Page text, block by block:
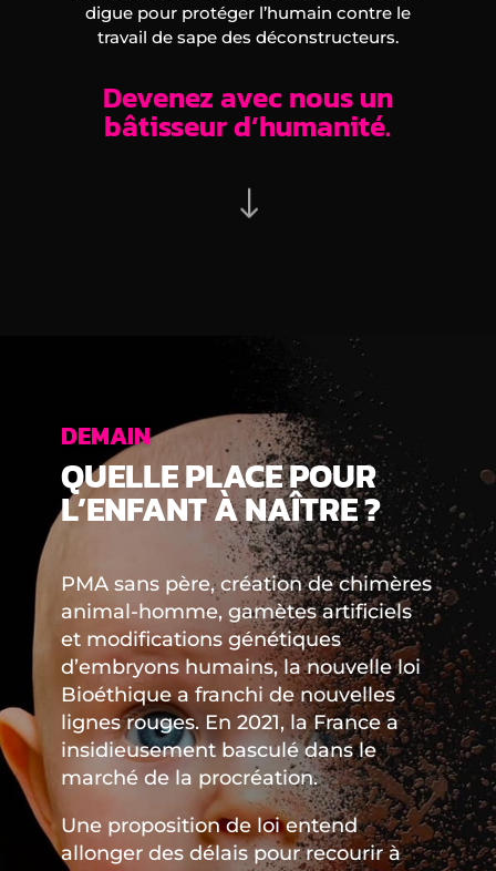
digue pour protéger l’humain contre le
travail de sape des déconstructeurs.
Devenez avec nous un
bâtisseur d’humanité.
"
DEMAIN
QUELLE PLACE POUR
L’ENFANT À NAÎTRE ?
PMA sans père, création de chimères
animal-homme, gamètes artificiels
et modifications génétiques
d’embryons humains, la nouvelle loi
Bioéthique a franchi de nouvelles
lignes rouges. En 2021, la France a
insidieusement basculé dans le
marché de la procréation.
Une proposition de loi entend
allonger des délais pour recourir à